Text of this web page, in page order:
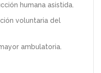
humana asistida.
voluntaria del
ambulatoria.